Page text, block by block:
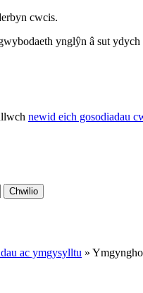
cwcis.
ynglŷn â sut
newid eich gosodiadau
Chwilio
ac ymgysylltu »